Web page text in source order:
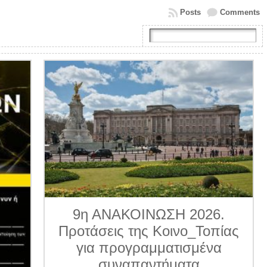
Comments
Posts
9η ΑΝΑΚΟΙΝΩΣΗ 2026.
Προτάσεις της Κοινο_Τοπίας
για προγραμματισμένα